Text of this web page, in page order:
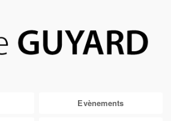
Evènements